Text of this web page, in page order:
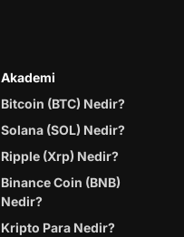
Akademi
Bitcoin (BTC) Nedir?
Solana (SOL) Nedir?
Ripple (Xrp) Nedir?
Binance Coin (BNB)
Nedir?
Kripto Para Nedir?